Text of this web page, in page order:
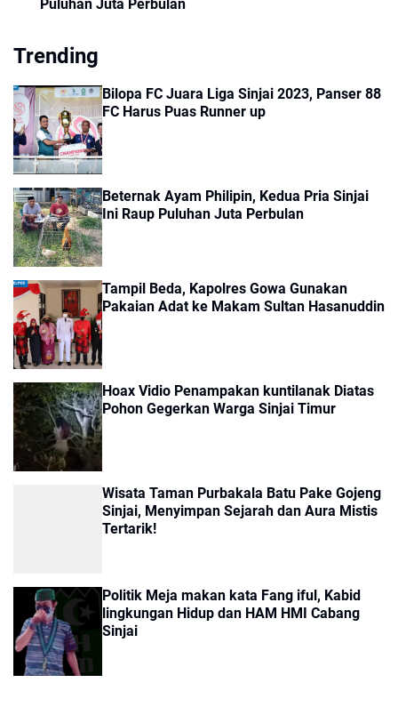
Puluhan Juta Perbulan
Trending
Bilopa FC Juara Liga Sinjai 2023, Panser 88
FC Harus Puas Runner up
Beternak Ayam Philipin, Kedua Pria Sinjai
Ini Raup Puluhan Juta Perbulan
Tampil Beda, Kapolres Gowa Gunakan
Pakaian Adat ke Makam Sultan Hasanuddin
Hoax Vidio Penampakan kuntilanak Diatas
Pohon Gegerkan Warga Sinjai Timur
Wisata Taman Purbakala Batu Pake Gojeng
Sinjai, Menyimpan Sejarah dan Aura Mistis
Tertarik!
Politik Meja makan kata Fang iful, Kabid
lingkungan Hidup dan HAM HMI Cabang
Sinjai